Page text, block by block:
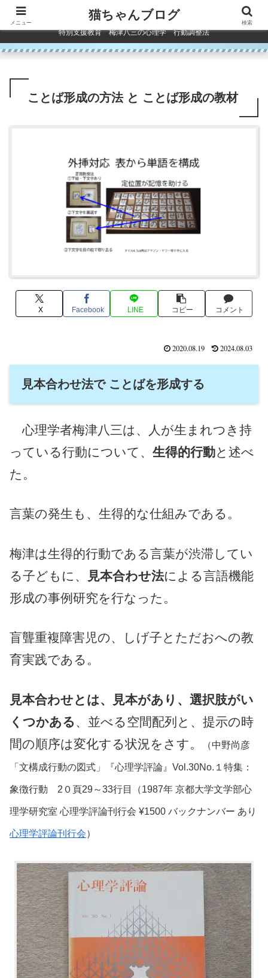
コンテンツへスキップ
特別支援教育 梅津八三の心理学 行動調整法
ことば形成の方法 と ことば形成の教材
X Facebook LINE コピー コメント
2020.08.19 2024.08.03
見本合わせ法で ことばを形成する
心理学者梅津八三は、人が生まれつき持
っている行動について、 生得的行動と述べ
た。
言葉の発生も、生得的な仕組みである。
梅津は生得的行動である言葉が渋滞してい
る子どもに、
見本合わせ法による言語機能
形成の事例研究を行なった。
盲聾重複障害児の、しげ子とただおへの教
育実践である。
見本合わせとは、見本があり、選択肢がい
くつかある 、並べる空間配列と、提示の時
間の順序は変化する状況をさす。
（中野尚彦
「文構成行動の図式」『心理学評論』Vol.30No.１特集：
象徴行動 2０頁29～33行目（1987年 京都大学文学部心
理学研究室 心理学評論刊行会 ¥1500 バックナンバー あり
心理学評論刊行会）
メニュー
猫ちゃんブログ
検索